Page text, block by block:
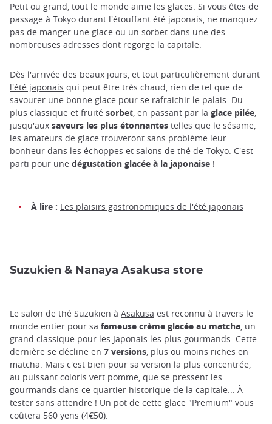
Petit ou grand, tout le monde aime les glaces. Si vous êtes de
passage à Tokyo durant l'étouffant été japonais, ne manquez
pas de manger une glace ou un sorbet dans une des
nombreuses adresses dont regorge la capitale.
Dès l'arrivée des beaux jours, et tout particulièrement durant
l'été japonais qui peut être très chaud, rien de tel que de
savourer une bonne glace pour se rafraichir le palais. Du
plus classique et fruité sorbet, en passant par la glace pilée,
jusqu'aux saveurs les plus étonnantes telles que le sésame,
les amateurs de glace trouveront sans problème leur
bonheur dans les échoppes et salons de thé de Tokyo. C'est
parti pour une dégustation glacée à la japonaise !
À lire : Les plaisirs gastronomiques de l'été japonais
Suzukien & Nanaya Asakusa store
Le salon de thé Suzukien à Asakusa est reconnu à travers le
monde entier pour sa fameuse crème glacée au matcha, un
grand classique pour les Japonais les plus gourmands. Cette
dernière se décline en 7 versions, plus ou moins riches en
matcha. Mais c'est bien pour sa version la plus concentrée,
au puissant coloris vert pomme, que se pressent les
gourmands dans ce quartier historique de la capitale... À
tester sans attendre ! Un pot de cette glace "Premium" vous
coûtera 560 yens (4€50).